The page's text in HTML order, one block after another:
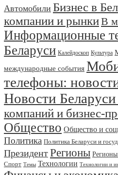
Автомобили Бизнес в
компании и рынкиВ
Информационные
Беларуси Калейдоскоп Культура
международные события
телефоны:
Новости
компаний и бизнес-
Общество Общество и
Политика Политика Беларуси и
ПрезидентРегионы
Спорт Темы Технологии Технологии и